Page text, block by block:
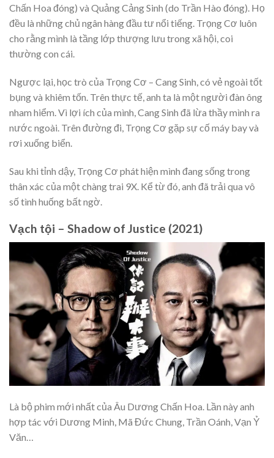
Chấn Hoa đóng) và Quảng Cảng Sinh (do Trần Hào đóng). Họ
đều là những chủ ngân hàng đầu tư nổi tiếng. Trọng Cơ luôn
cho rằng mình là tầng lớp thượng lưu trong xã hội, coi
thường con cái.
Ngược lại, học trò của Trọng Cơ – Cang Sinh, có vẻ ngoài tốt
bụng và khiêm tốn. Trên thực tế, anh ta là một người đàn ông
nham hiểm. Vì lợi ích của mình, Cang Sinh đã lừa thầy mình ra
nước ngoài. Trên đường đi, Trọng Cơ gặp sự cố máy bay và
rơi xuống biển.
Sau khi tỉnh dậy, Trọng Cơ phát hiện mình đang sống trong
thân xác của một chàng trai 9X. Kể từ đó, anh đã trải qua vô
số tình huống bất ngờ.
Vạch tội – Shadow of Justice (2021)
Là bộ phim mới nhất của Âu Dương Chấn Hoa. Lần này anh
hợp tác với Dương Minh, Mã Đức Chung, Trần Oánh, Vạn Ỷ
Văn…